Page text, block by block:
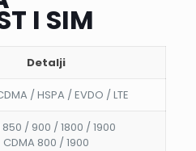
I SIM
Detalji
/ HSPA / EVDO / LTE
850 / 900 / 1800 / 1900
CDMA 800 / 1900